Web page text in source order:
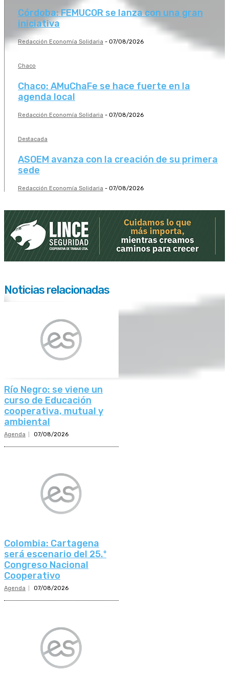
Córdoba: FEMUCOR se lanza con una gran
iniciativa
Redacción Economía Solidaria - 07/08/2026
Chaco
Chaco: AMuChaFe se hace fuerte en la
agenda local
Redacción Economía Solidaria - 07/08/2026
Destacada
ASOEM avanza con la creación de su primera
sede
Redacción Economía Solidaria - 07/08/2026
Noticias relacionadas
Río Negro: se viene un
curso de Educación
cooperativa, mutual y
ambiental
Agenda 07/08/2026
Colombia: Cartagena
será escenario del 25.º
Congreso Nacional
Cooperativo
Agenda 07/08/2026